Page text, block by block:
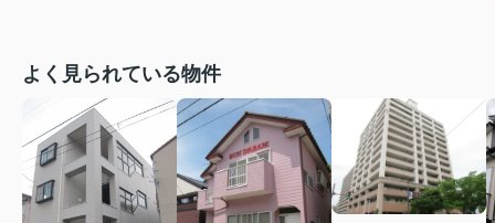
よく見られている物件